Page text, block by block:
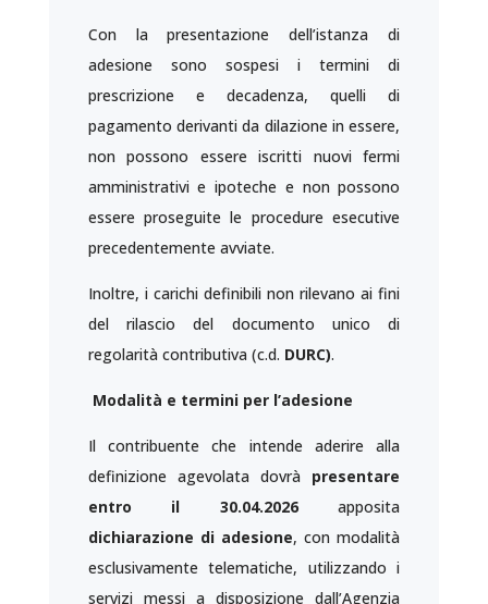
Con la presentazione dell’istanza di
adesione sono sospesi i termini di
prescrizione e decadenza, quelli di
pagamento derivanti da dilazione in essere,
non possono essere iscritti nuovi fermi
amministrativi e ipoteche e non possono
essere proseguite le procedure esecutive
precedentemente avviate.
Inoltre, i carichi definibili non rilevano ai fini
del rilascio del documento unico di
regolarità contributiva (c.d. DURC).
Modalità e termini per l’adesione
Il contribuente che intende aderire alla
definizione agevolata dovrà presentare
entro il 30.04.2026apposita
dichiarazione di adesione, con modalità
esclusivamente telematiche, utilizzando i
servizi messi a disposizione dall’Agenzia